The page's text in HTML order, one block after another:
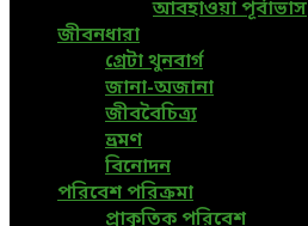
আবহাওয়া পূর্বাভাস
জীবনধারা
গ্রেটা থুনবার্গ
জানা-অজানা
জীববৈচিত্র্য
ভ্রমণ
বিনোদন
পরিবেশ পরিক্রমা
প্রাকৃতিক পরিবেশ